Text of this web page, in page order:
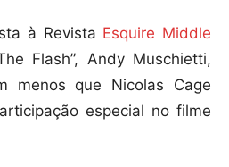
à Revista Esquire Middle
Flash”, Andy Muschietti,
menos que Nicolas Cage
especial no filme